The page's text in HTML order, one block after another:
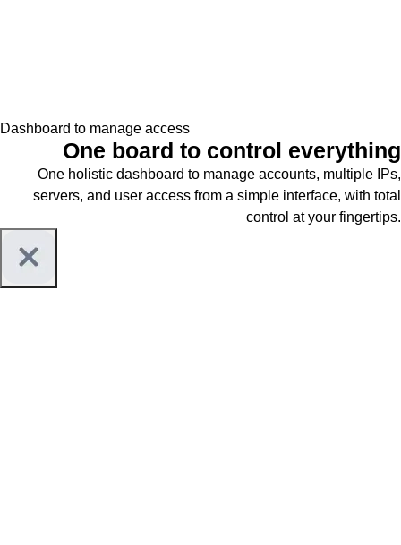
Dashboard to manage access
One board to control everything
One holistic dashboard to manage accounts, multiple IPs,
servers, and user access from a simple interface, with total
control at your fingertips.